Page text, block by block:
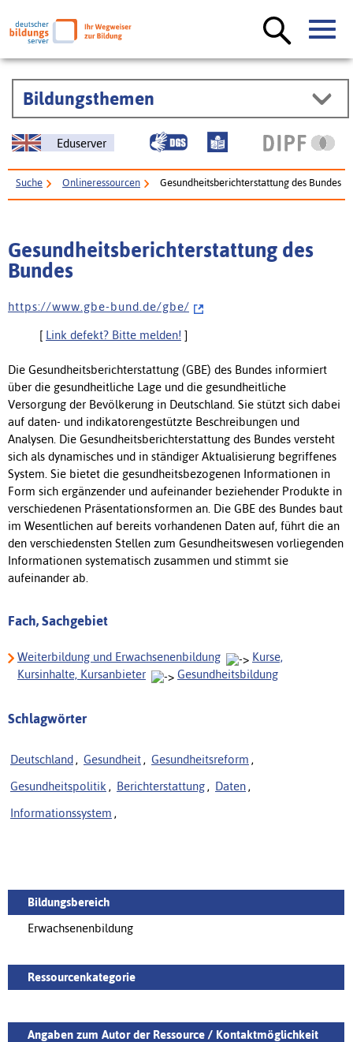
Bildungsthemen
Eduserver
Suche Onlineressourcen Gesundheitsberichterstattung des Bundes
Gesundheitsberichterstattung des
Bundes
h t t p s : / / w w w . g b e - b u n d . d e / g b e /
[ Link defekt? Bitte melden! ]
Die Gesundheitsberichterstattung (GBE) des Bundes informiert
über die gesundheitliche Lage und die gesundheitliche
Versorgung der Bevölkerung in Deutschland. Sie stützt sich dabei
auf daten- und indikatorengestützte Beschreibungen und
Analysen. Die Gesundheitsberichterstattung des Bundes versteht
sich als dynamisches und in ständiger Aktualisierung begriffenes
System. Sie bietet die gesundheitsbezogenen Informationen in
Form sich ergänzender und aufeinander beziehender Produkte in
verschiedenen Präsentationsformen an. Die GBE des Bundes baut
im Wesentlichen auf bereits vorhandenen Daten auf, führt die an
den verschiedensten Stellen zum Gesundheitswesen vorliegenden
Informationen systematisch zusammen und stimmt sie
aufeinander ab.
Fach, Sachgebiet
Weiterbildung und Erwachsenenbildung
Kurse,
Kursinhalte, Kursanbieter
Gesundheitsbildung
Schlagwörter
Deutschland , Gesundheit , Gesundheitsreform ,
Gesundheitspolitik , Berichterstattung , Daten ,
Informationssystem ,
Bildungsbereich
Erwachsenenbildung
Ressourcenkategorie
Angaben zum Autor der Ressource / Kontaktmöglichkeit